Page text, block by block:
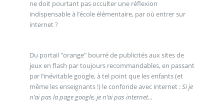
ne doit pourtant pas occulter une réflexion
indispensable à l’école élémentaire, par où entrer sur
internet ?
Du portail "orange" bourré de publicités aux sites de
jeux en flash par toujours recommandables, en passant
par l’inévitable google, à tel point que les enfants (et
même les enseignants !) le confonde avec internet :Si je
n’ai pas la page google, je n’ai pas internet...